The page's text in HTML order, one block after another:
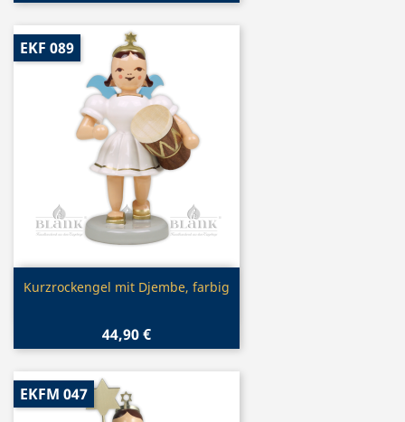
Vorschau
Kurzrockengel mit Djembe, farbig
44,90 €
EKF 089
EKFM 047